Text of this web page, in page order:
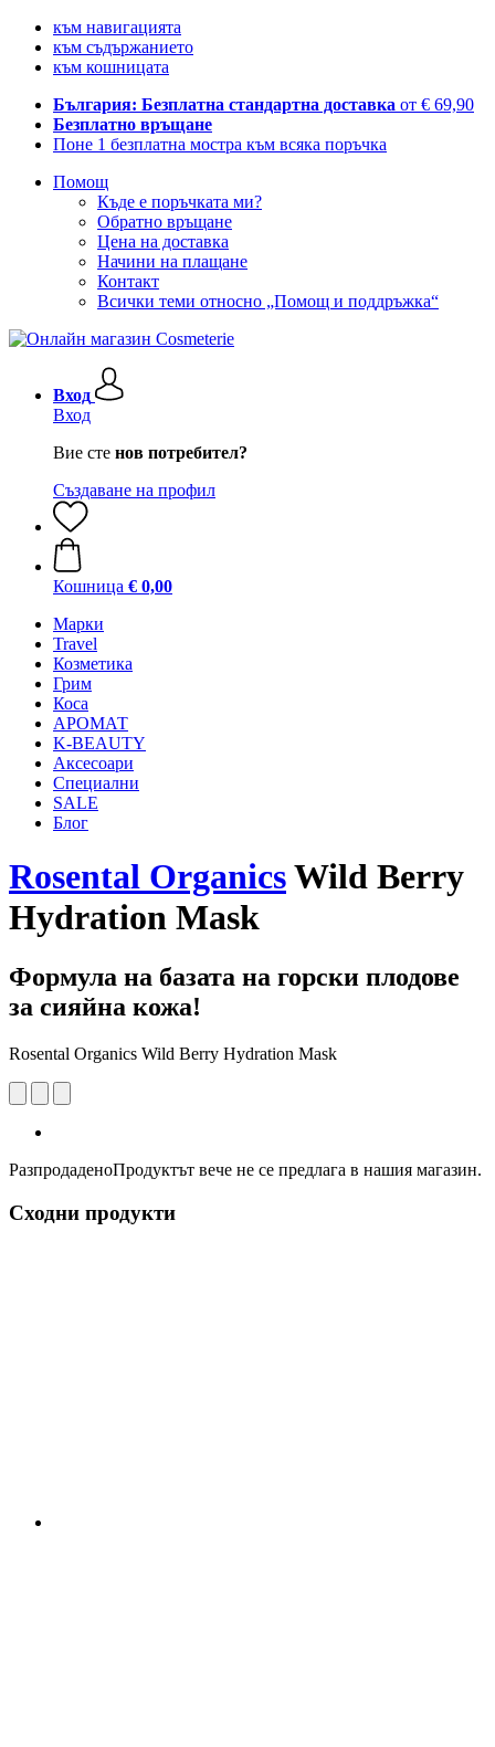
към навигацията
към съдържанието
към кошницата
България: Безплатна стандартна доставка от € 69,90
Безплатно връщане
Поне 1 безплатна мостра към всяка поръчка
Помощ
Къде е поръчката ми?
Обратно връщане
Цена на доставка
Начини на плащане
Контакт
Всички теми относно „Помощ и поддръжка“
Вход
Вход
Вие сте нов потребител?
Създаване на профил
Кошница € 0,00
Mарки
Travel
Козметика
Грим
Коса
АРОМАТ
K-BEAUTY
Аксесоари
Специални
SALE
Блог
Rosental OrganicsWild Berry
Hydration Mask
Формула на базата на горски плодове
за сияйна кожа!
Rosental Organics Wild Berry Hydration Mask
РазпродаденоПродуктът вече не се предлага в нашия магазин.
Сходни продукти